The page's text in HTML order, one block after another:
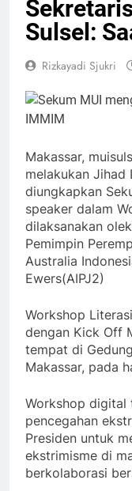
Sulsel:
Rizkayadi Sjukri
Makassar,
melakukan Jihad
diungkapkan
speaker dalam
dilaksanakan
Pemimpin
Australia
Ewers(AIPJ2)
Workshop
dengan Kick Off
tempat di
Makassar, pada
Workshop digital
pencegahan
Presiden untuk
ekstrimisme di
berkolaborasi